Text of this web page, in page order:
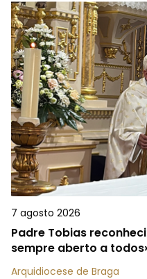
7 agosto 2026
Padre Tobias
sempre aberto a
Arquidiocese de Braga